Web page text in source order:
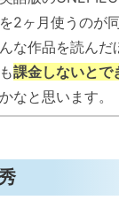
2ヶ月使うのが
な作品を読んだ
課金しないとで
かなと思います。